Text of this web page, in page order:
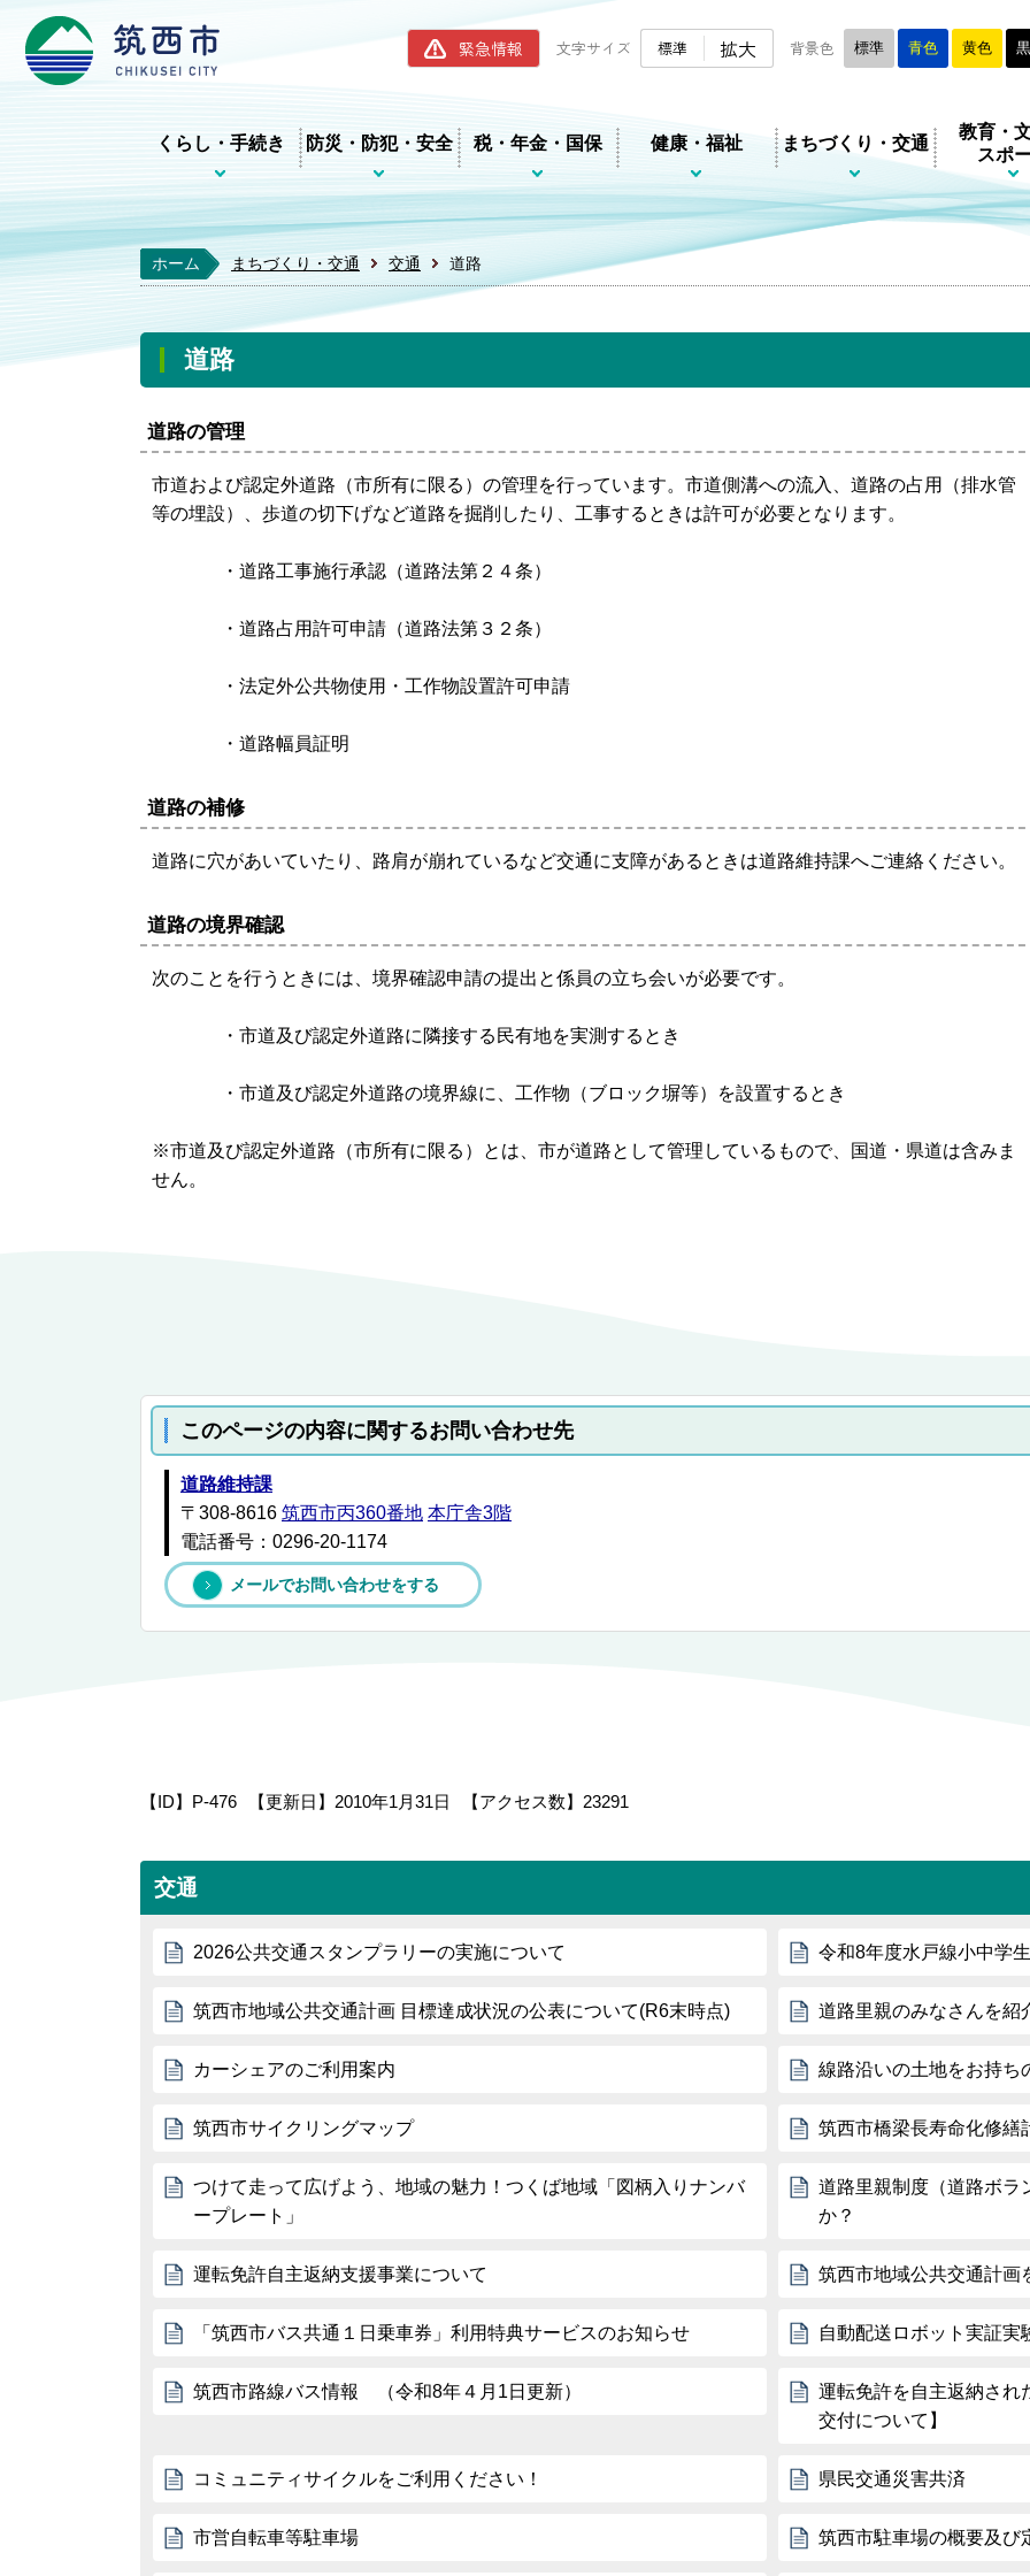
筑西市ホームページ
緊急情報 文字サイズ 標準 拡大 背景色 標準 青色 黄色
くらし・手続き 防災・防犯・安全 税・年金・国保 健康・福祉 まちづくり・交通
教育・
スポ
ホーム まちづくり・交通 交通 道路
道路
道路の管理
市道および認定外道路（市所有に限る）の管理を行っています。市道側溝への流入、道路の占用（排水管
等の埋設）、歩道の切下げなど道路を掘削したり、工事するときは許可が必要となります。
・道路工事施行承認（道路法第２４条）
・道路占用許可申請（道路法第３２条）
・法定外公共物使用・工作物設置許可申請
・道路幅員証明
道路の補修
道路に穴があいていたり、路肩が崩れているなど交通に支障があるときは道路維持課へご連絡ください。
道路の境界確認
次のことを行うときには、境界確認申請の提出と係員の立ち会いが必要です。
・市道及び認定外道路に隣接する民有地を実測するとき
・市道及び認定外道路の境界線に、工作物（ブロック塀等）を設置するとき
※市道及び認定外道路（市所有に限る）とは、市が道路として管理しているもので、国道・県道は含みま
せん。
このページの内容に関するお問い合わせ先
道路維持課
〒308-8616 筑西市丙360番地 本庁舎3階
電話番号：0296-20-1174
メールでお問い合わせをする
【ID】 P-476 【更新日】 2010年1月31日 【アクセス数】 23291
交通
2026公共交通スタンプラリーの実施について 令和8年度水戸線小中学
筑西市地域公共交通計画 目標達成状況の公表について(R6末時点) 道路里親のみなさんを紹
カーシェアのご利用案内 線路沿いの土地をお持ち
筑西市サイクリングマップ 筑西市橋梁長寿命化修繕
つけて走って広げよう、地域の魅力！つくば地域「図柄入りナンバ
ープレート」
道路里親制度（道路ボラ
か？
運転免許自主返納支援事業について 筑西市地域公共交通計画
「筑西市バス共通１日乗車券」利用特典サービスのお知らせ 自動配送ロボット実証実
筑西市路線バス情報 （令和8年４月1日更新）
運転免許を自主返納され
交付について】
コミュニティサイクルをご利用ください！ 県民交通災害共済
市営自転車等駐車場 筑西市駐車場の概要及び